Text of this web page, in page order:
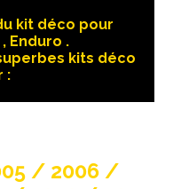
kit déco pour
Enduro .
kits déco
:
/ 2006 /